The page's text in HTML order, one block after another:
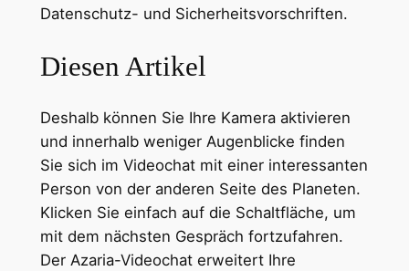
Datenschutz- und Sicherheitsvorschriften.
Diesen Artikel
Deshalb können Sie Ihre Kamera aktivieren
und innerhalb weniger Augenblicke finden
Sie sich im Videochat mit einer interessanten
Person von der anderen Seite des Planeten.
Klicken Sie einfach auf die Schaltfläche, um
mit dem nächsten Gespräch fortzufahren.
Der Azaria-Videochat erweitert Ihre